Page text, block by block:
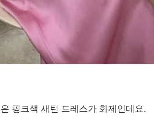
핑크색 새틴 드레스가 화제인데요.